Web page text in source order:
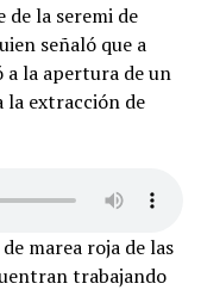
la seremi de
señaló que a
a la apertura de un
la extracción de
marea roja de las
trabajando